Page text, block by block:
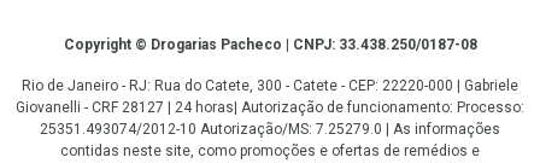
CopyrightCopyright © Drogarias Pacheco | CNPJ: 33.438.250/0187-08
Rio de Janeiro - RJ: Rua do Catete, 300 - Catete - CEP: 22220-000 | Gabriele
Giovanelli - CRF 28127 | 24 horas| Autorização de funcionamento: Processo:
25351.493074/2012-10 Autorização/MS: 7.25279.0 | As informações
contidas neste site, como promoções e ofertas de remédios e